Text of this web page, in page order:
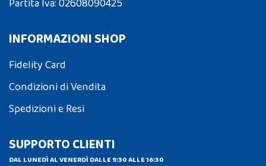
Partita Iva: 02608090425
INFORMAZIONI SHOP
Fidelity Card
Condizioni di Vendita
Spedizioni e Resi
SUPPORTO CLIENTI
DAL LUNEDÌ AL VENERDÌ DALLE 9:30 ALLE 16:30